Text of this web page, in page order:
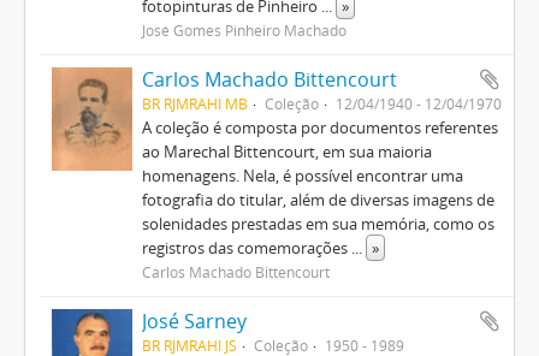
fotopinturas de Pinheiro ... »
José Gomes Pinheiro Machado
Carlos Machado Bittencourt
BR RJMRAHI MB Coleção 12/04/1940 - 12/04/1970
A coleção é composta por documentos referentes
ao Marechal Bittencourt, em sua maioria
homenagens. Nela, é possível encontrar uma
fotografia do titular, além de diversas imagens de
solenidades prestadas em sua memória, como os
registros das comemorações ... »
Carlos Machado Bittencourt
José Sarney
BR RJMRAHI JS Coleção 1950 - 1989